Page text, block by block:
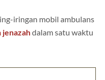
iringan mobil ambulans
dalam satu waktu